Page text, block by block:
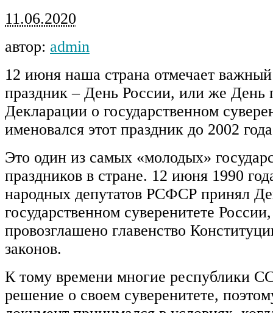
11.06.2020
автор: admin
12 июня наша страна отмечает
праздник – День России, или же День
Декларации о государственном
именовался этот праздник до 2002
Это один из самых «молодых»
праздников в стране. 12 июня 1990
народных депутатов РСФСР принял
государственном суверенитете
провозглашено главенство
законов.
К тому времени многие республики
решение о своем суверенитете,